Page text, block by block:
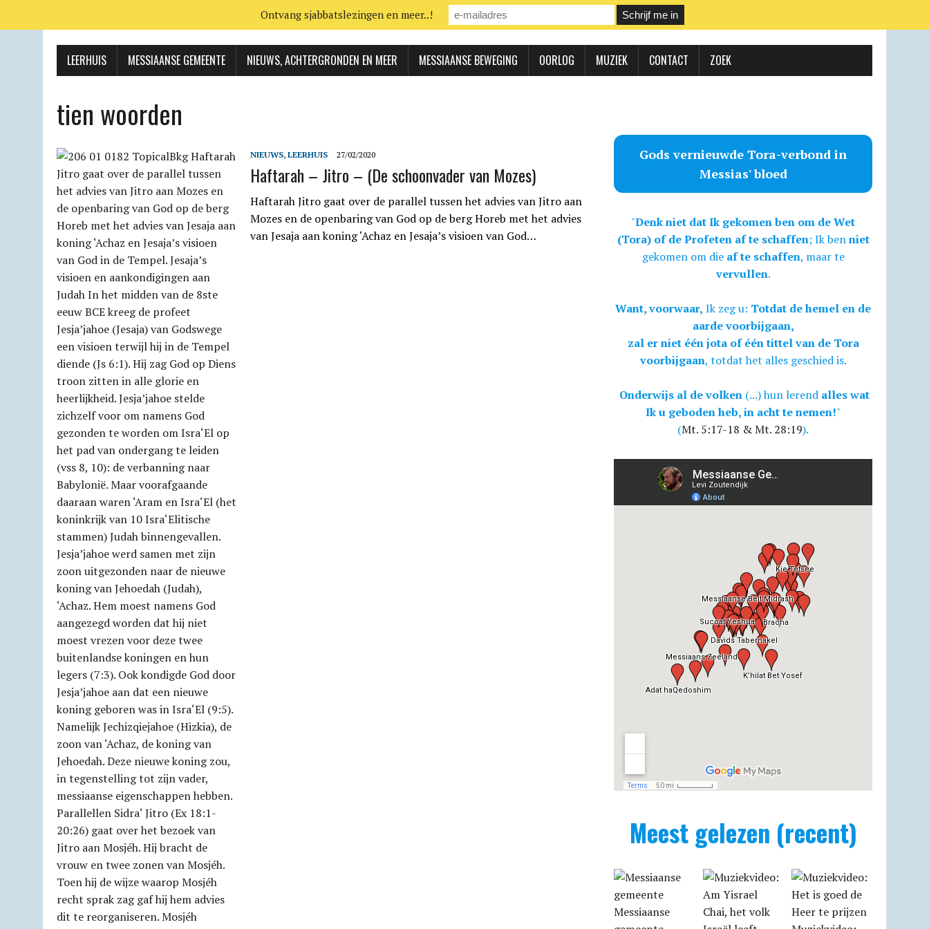
LEERHUIS MESSIAANSE GEMEENTE NIEUWS, ACHTERGRONDEN EN MEER MESSIAANSE BEWEGING OORLOG MUZIEK CONTACT ZOEK
tien woorden
NIEUWS, LEERHUIS 27/02/2020
Haftarah – Jitro – (De schoonvader van Mozes)
Haftarah Jitro gaat over de parallel tussen het advies van Jitro aan
Mozes en de openbaring van God op de berg Horeb met het advies
van Jesaja aan koning ‘Achaz en Jesaja’s visioen van God…
Gods vernieuwde Tora-verbond in
Messias' bloed
"Denk niet dat Ik gekomen ben om de Wet
(Tora) of de Profeten af te schaffen; Ik benniet
gekomen om die af te schaffen, maar te
vervullen.
Want, voorwaar, Ik zeg u: Totdat de hemel en de
aarde voorbijgaan,
zal er niet één jota of één tittel van de Tora
voorbijgaan, totdat het alles geschied is.
Onderwijs al de volken (...) hun lerend alles wat
Ik u geboden heb, in acht te nemen!"
(Mt. 5:17-18 & Mt. 28:19).
Meest gelezen (recent)
Messiaanse
Ontvang sjabbatslezingen en meer..!